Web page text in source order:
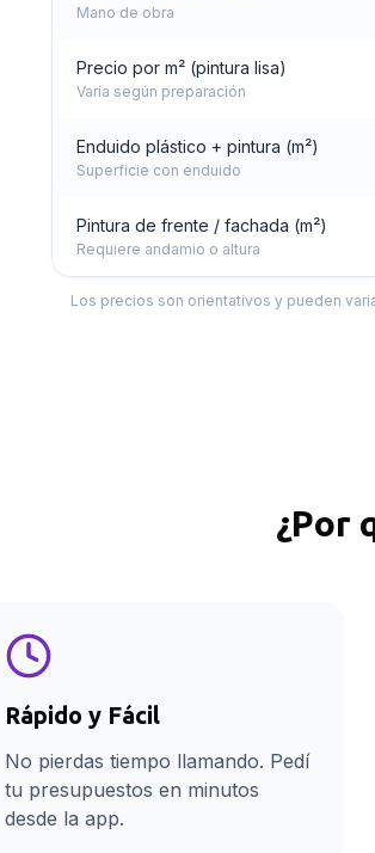
Mano de obra
Precio por m² (pintura lisa)
Varía según preparación
Enduido plástico + pintura (m²)
Superficie con enduido
Pintura de frente / fachada (m²)
Requiere andamio o altura
Los precios son orientativos y pueden
¿Por
Rápido y Fácil
No pierdas tiempo llamando. Pedí
tu presupuestos en minutos
desde la app.